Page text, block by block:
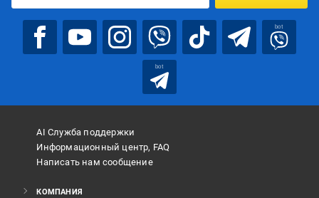
bot
bot
AI Служба поддержки
Информационный центр, FAQ
Написать нам сообщение
КОМПАНИЯ